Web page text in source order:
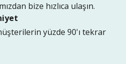
bize hızlıca ulaşın.
yüzde 90'ı tekrar